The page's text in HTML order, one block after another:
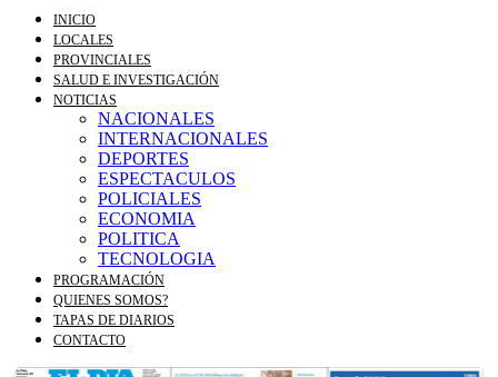
INICIO
LOCALES
PROVINCIALES
SALUD E INVESTIGACIÓN
NOTICIAS
NACIONALES
INTERNACIONALES
DEPORTES
ESPECTACULOS
POLICIALES
ECONOMIA
POLITICA
TECNOLOGIA
PROGRAMACIÓN
QUIENES SOMOS?
TAPAS DE DIARIOS
CONTACTO